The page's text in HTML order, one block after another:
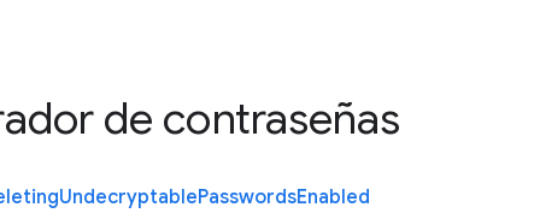
de contraseñas
UndecryptablePasswordsEnabled